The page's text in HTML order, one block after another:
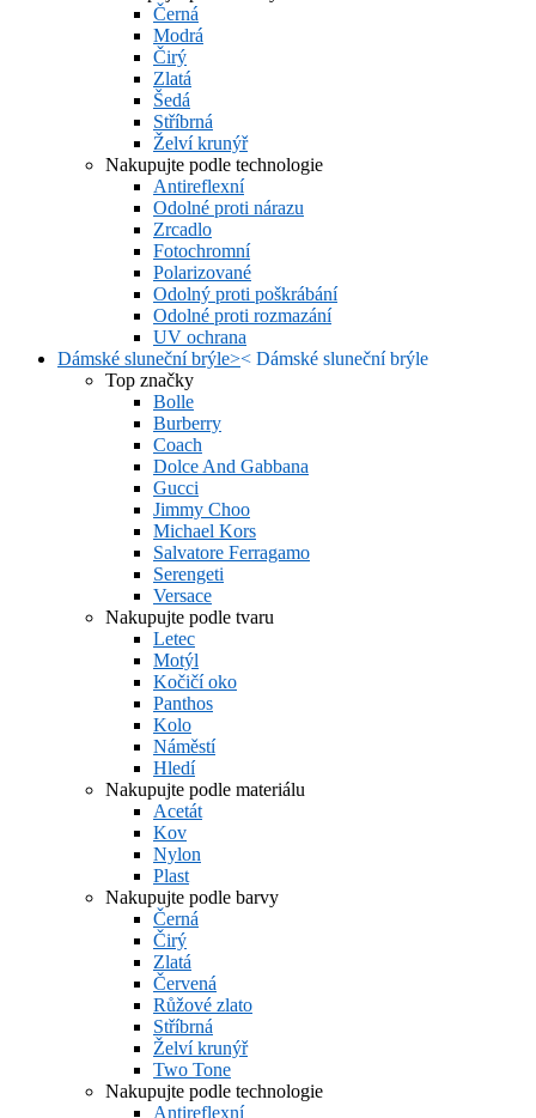
Černá
Modrá
Čirý
Zlatá
Šedá
Stříbrná
Želví krunýř
Nakupujte podle technologie
Antireflexní
Odolné proti nárazu
Zrcadlo
Fotochromní
Polarizované
Odolný proti poškrábání
Odolné proti rozmazání
UV ochrana
Dámské sluneční brýle>< Dámské sluneční brýle
Top značky
Bolle
Burberry
Coach
Dolce And Gabbana
Gucci
Jimmy Choo
Michael Kors
Salvatore Ferragamo
Serengeti
Versace
Nakupujte podle tvaru
Letec
Motýl
Kočičí oko
Panthos
Kolo
Náměstí
Hledí
Nakupujte podle materiálu
Acetát
Kov
Nylon
Plast
Nakupujte podle barvy
Černá
Čirý
Zlatá
Červená
Růžové zlato
Stříbrná
Želví krunýř
Two Tone
Nakupujte podle technologie
Antireflexní